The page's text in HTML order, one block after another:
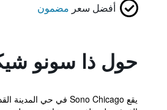
أفضل سعر مضمون
حول ذا سونو